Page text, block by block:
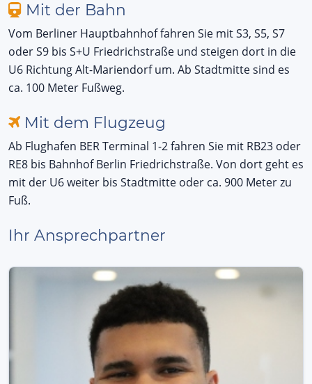
Mit der Bahn
Vom Berliner Hauptbahnhof fahren Sie mit S3, S5, S7
oder S9 bis S+U Friedrichstraße und steigen dort in die
U6 Richtung Alt-Mariendorf um. Ab Stadtmitte sind es
ca. 100 Meter Fußweg.
Mit dem Flugzeug
Ab Flughafen BER Terminal 1-2 fahren Sie mit RB23 oder
RE8 bis Bahnhof Berlin Friedrichstraße. Von dort geht es
mit der U6 weiter bis Stadtmitte oder ca. 900 Meter zu
Fuß.
Ihr Ansprechpartner